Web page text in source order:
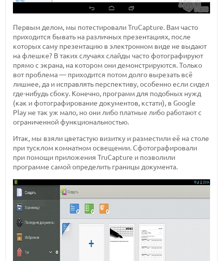
Первым делом, мы потестировали TruCapture. Вам часто
приходится бывать на различных презентациях, после
которых саму презентацию в электронном виде не выдают
на флешке? В таких случаях слайды часто фотографируют
прямо с экрана, на котором они демонстрируются. Только
вот проблема — приходится потом долго вырезать всё
лишнее, да и исправлять перспективу, особенно если сидел
где-нибудь сбоку. Конечно, программ для подобных нужд
(как и фотографирование документов, кстати), в Google
Play не так уж мало, но они либо платные либо работают с
ограниченной функциональностью.
Итак, мы взяли цветастую визитку и разместили её на столе
при тусклом комнатном освещении. Сфотографировали
при помощи приложения TruCapture и позволили
программе самой определить границы документа.